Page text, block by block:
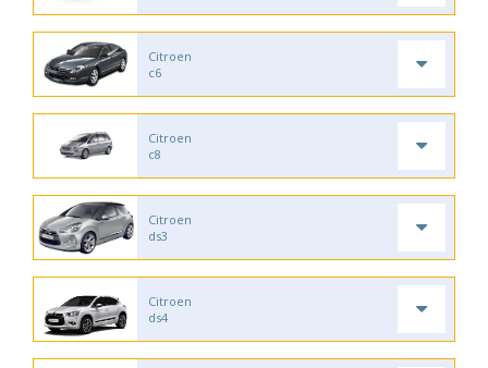
Citroen
c6
Citroen
c8
Citroen
ds3
Citroen
ds4